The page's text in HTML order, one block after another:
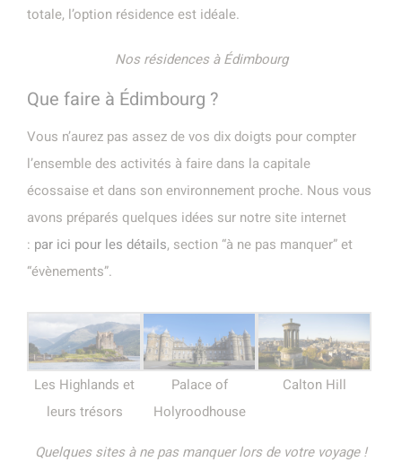
totale, l’option résidence est idéale.
Nos résidences à Édimbourg
Que faire à Édimbourg ?
Vous n’aurez pas assez de vos dix doigts pour compter
l’ensemble des activités à faire dans la capitale
écossaise et dans son environnement proche. Nous vous
avons préparés quelques idées sur notre site internet
: par ici pour les détails, section “à ne pas manquer” et
“évènements”.
Les Highlands et
leurs trésors
Palace of
Holyroodhouse
Calton Hill
Quelques sites à ne pas manquer lors de votre voyage !